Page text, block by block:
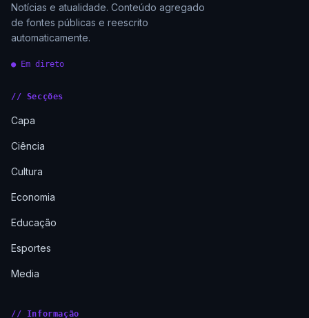
Notícias e atualidade. Conteúdo agregado
de fontes públicas e reescrito
automaticamente.
● Em direto
// Secções
Capa
Ciência
Cultura
Economia
Educação
Esportes
Media
// Informação